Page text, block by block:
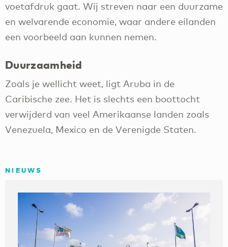
voetafdruk gaat. Wij streven naar een duurzame
en welvarende economie, waar andere eilanden
een voorbeeld aan kunnen nemen.
Duurzaamheid
Zoals je wellicht weet, ligt Aruba in de
Caribische zee. Het is slechts een boottocht
verwijderd van veel Amerikaanse landen zoals
Venezuela, Mexico en de Verenigde Staten.
NIEUWS